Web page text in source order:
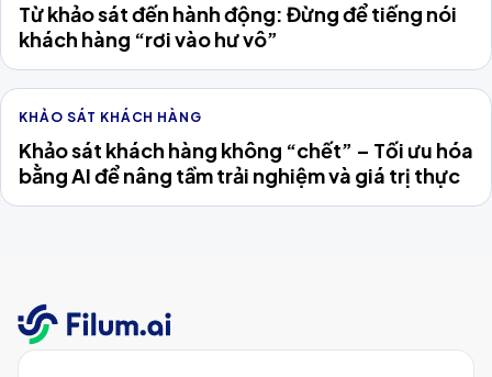
Từ khảo sát đến hành động: Đừng để tiếng nói
khách hàng “rơi vào hư vô”
KHẢO SÁT KHÁCH HÀNG
Khảo sát khách hàng không “chết” – Tối ưu hóa
bằng AI để nâng tầm trải nghiệm và giá trị thực